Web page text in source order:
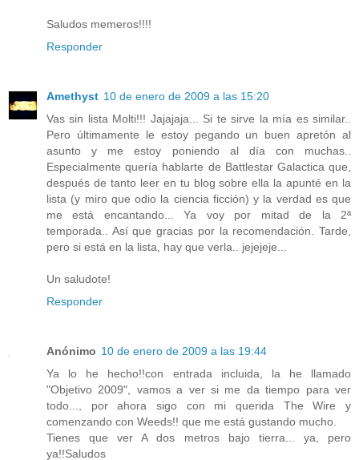
Saludos memeros!!!!
Responder
Amethyst 10 de enero de 2009 a las 15:20
Vas sin lista Molti!!! Jajajaja... Si te sirve la mía es similar..
Pero últimamente le estoy pegando un buen apretón al
asunto y me estoy poniendo al día con muchas..
Especialmente quería hablarte de Battlestar Galactica que,
después de tanto leer en tu blog sobre ella la apunté en la
lista (y miro que odio la ciencia ficción) y la verdad es que
me está encantando... Ya voy por mitad de la 2ª
temporada.. Así que gracias por la recomendación. Tarde,
pero si está en la lista, hay que verla.. jejejeje...
Un saludote!
Responder
Anónimo 10 de enero de 2009 a las 19:44
Ya lo he hecho!!con entrada incluida, la he llamado
"Objetivo 2009", vamos a ver si me da tiempo para ver
todo..., por ahora sigo con mi querida The Wire y
comenzando con Weeds!! que me está gustando mucho.
Tienes que ver A dos metros bajo tierra... ya, pero
ya!!Saludos